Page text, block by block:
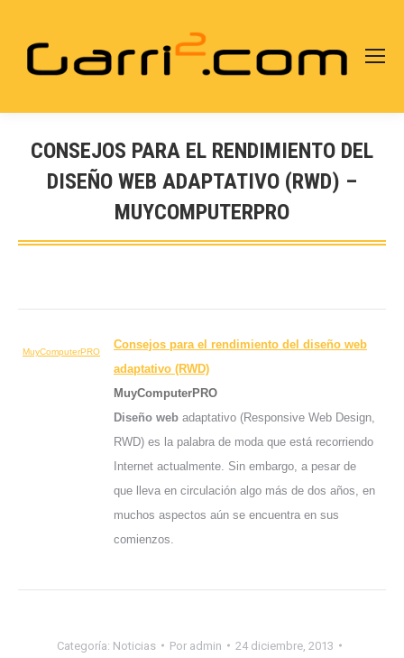
CONSEJOS PARA EL RENDIMIENTO DEL
DISEÑO WEB ADAPTATIVO (RWD) –
MUYCOMPUTERPRO
Estás aquí:
MuyComputerPRO
Consejos para el rendimiento del diseño web
adaptativo (RWD)
MuyComputerPRO
Diseño web adaptativo (Responsive Web Design,
RWD) es la palabra de moda que está recorriendo
Internet actualmente. Sin embargo, a pesar de
que lleva en circulación algo más de dos años, en
muchos aspectos aún se encuentra en sus
comienzos.
Categoría: Noticias Por admin
24 diciembre, 2013